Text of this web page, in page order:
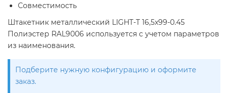
Совместимость
Штакетник металлический LIGHT-T 16,5х99-0.45
Полиэстер RAL9006 используется с учетом параметров
из наименования.
Подберите нужную конфигурацию и оформите
заказ.